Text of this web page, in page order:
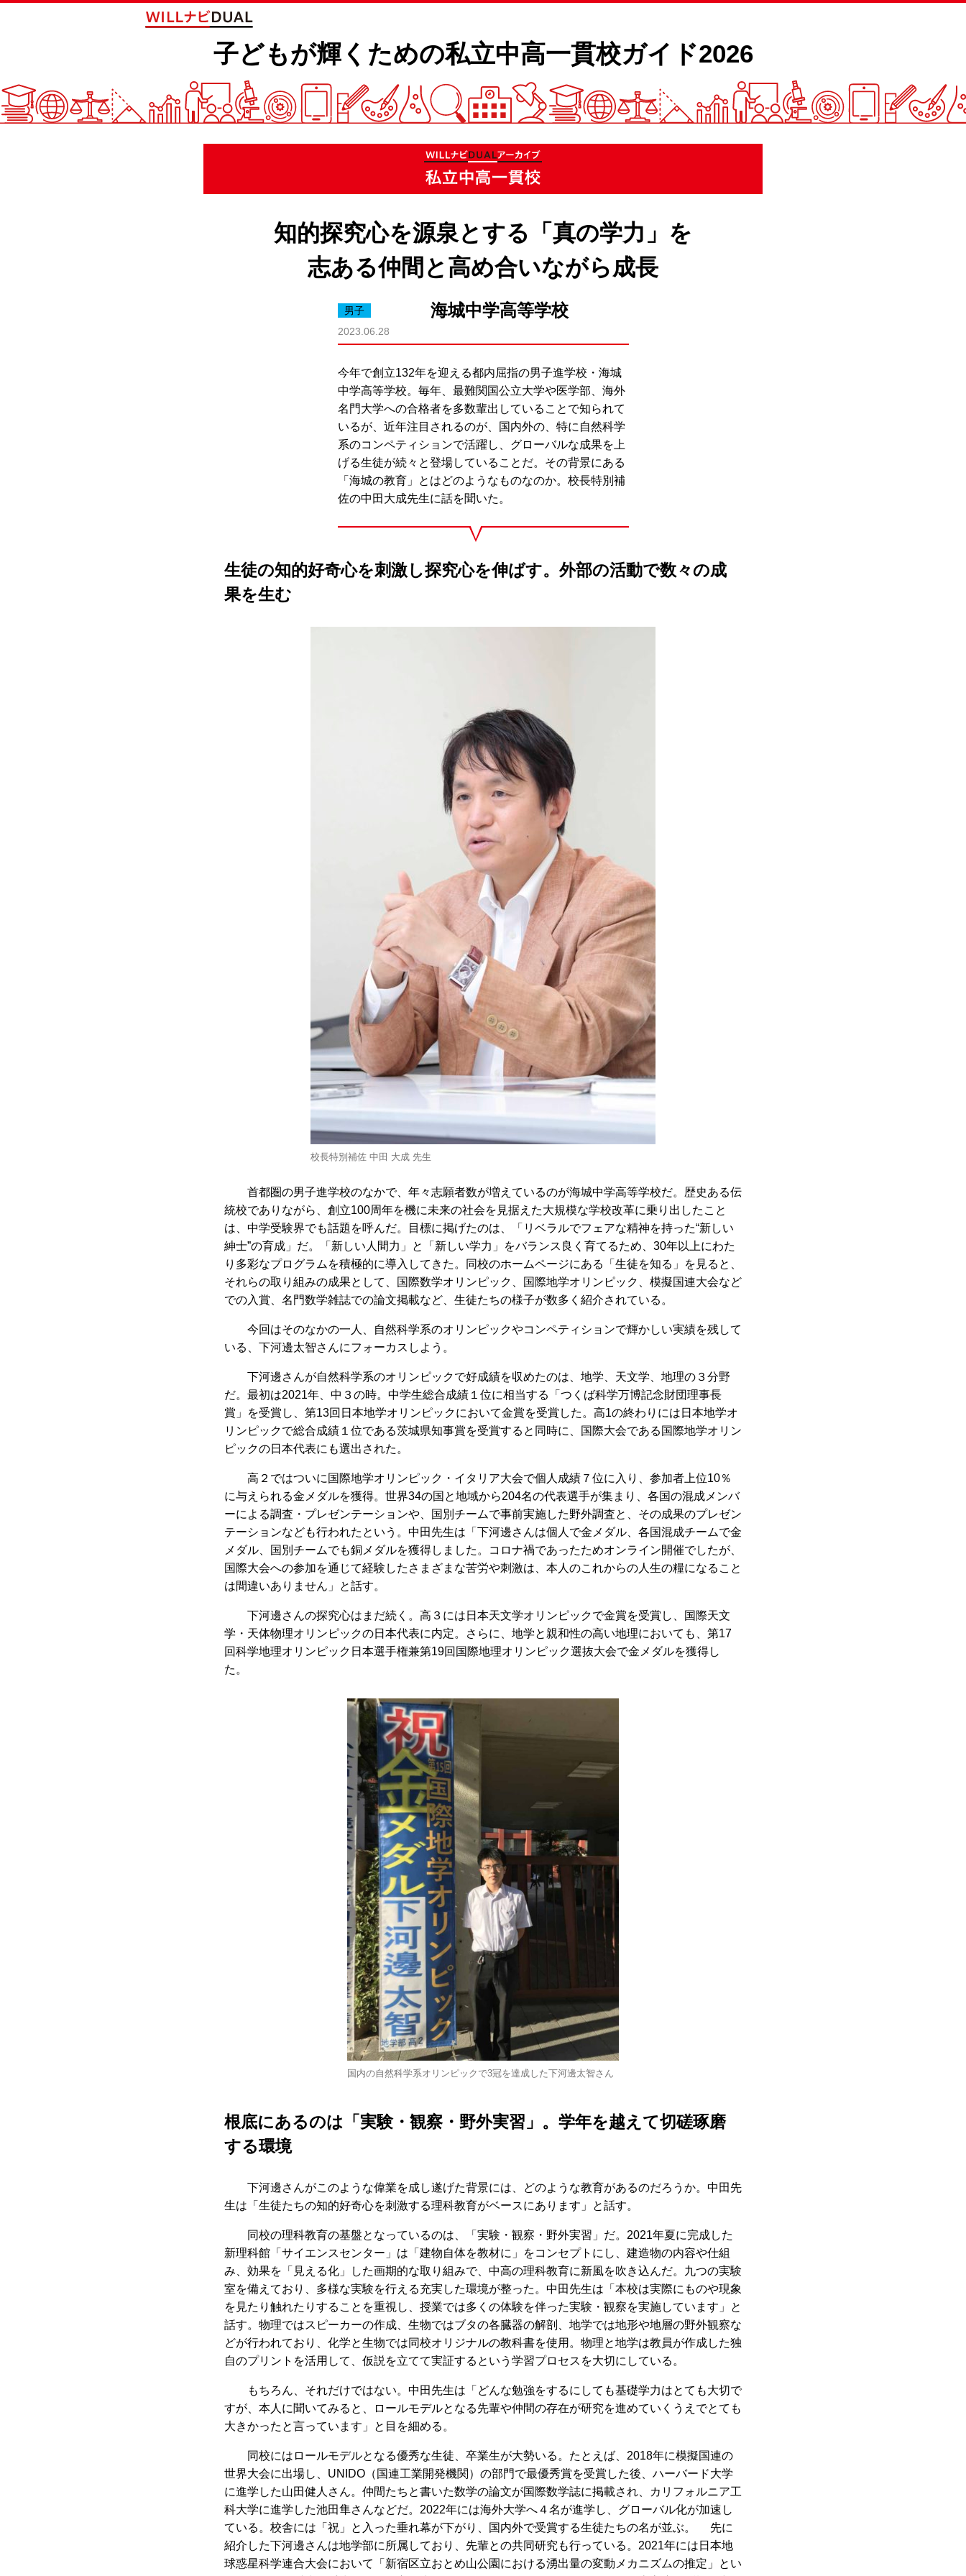
子どもが輝くための私立中高一貫校ガイド2026
知的探究心を源泉とする「真の学力」を
志ある仲間と高め合いながら成長
海城中学高等学校
2023.06.28
今年で創立132年を迎える都内屈指の男子進学校・海城
中学高等学校。毎年、最難関国公立大学や医学部、海外
名門大学への合格者を多数輩出していることで知られて
いるが、近年注目されるのが、国内外の、特に自然科学
系のコンペティションで活躍し、グローバルな成果を上
げる生徒が続々と登場していることだ。その背景にある
「海城の教育」とはどのようなものなのか。校長特別補
佐の中田大成先生に話を聞いた。
生徒の知的好奇心を刺激し探究心を伸ばす。外部の活動で数々の成
果を生む
校長特別補佐 中田 大成 先生
首都圏の男子進学校のなかで、年々志願者数が増えているのが海城中学高等学校だ。歴史ある伝
統校でありながら、創立100周年を機に未来の社会を見据えた大規模な学校改革に乗り出したこと
は、中学受験界でも話題を呼んだ。目標に掲げたのは、「リベラルでフェアな精神を持った“新しい
紳士”の育成」だ。「新しい人間力」と「新しい学力」をバランス良く育てるため、30年以上にわた
り多彩なプログラムを積極的に導入してきた。同校のホームページにある「生徒を知る」を見ると、
それらの取り組みの成果として、国際数学オリンピック、国際地学オリンピック、模擬国連大会など
での入賞、名門数学雑誌での論文掲載など、生徒たちの様子が数多く紹介されている。
今回はそのなかの一人、自然科学系のオリンピックやコンペティションで輝かしい実績を残して
いる、下河邊太智さんにフォーカスしよう。
下河邊さんが自然科学系のオリンピックで好成績を収めたのは、地学、天文学、地理の３分野
だ。最初は2021年、中３の時。中学生総合成績１位に相当する「つくば科学万博記念財団理事長
賞」を受賞し、第13回日本地学オリンピックにおいて金賞を受賞した。高1の終わりには日本地学オ
リンピックで総合成績１位である茨城県知事賞を受賞すると同時に、国際大会である国際地学オリン
ピックの日本代表にも選出された。
高２ではついに国際地学オリンピック・イタリア大会で個人成績７位に入り、参加者上位10％
に与えられる金メダルを獲得。世界34の国と地域から204名の代表選手が集まり、各国の混成メンバ
ーによる調査・プレゼンテーションや、国別チームで事前実施した野外調査と、その成果のプレゼン
テーションなども行われたという。中田先生は「下河邊さんは個人で金メダル、各国混成チームで金
メダル、国別チームでも銅メダルを獲得しました。コロナ禍であったためオンライン開催でしたが、
国際大会への参加を通じて経験したさまざまな苦労や刺激は、本人のこれからの人生の糧になること
は間違いありません」と話す。
下河邊さんの探究心はまだ続く。高３には日本天文学オリンピックで金賞を受賞し、国際天文
学・天体物理オリンピックの日本代表に内定。さらに、地学と親和性の高い地理においても、第17
回科学地理オリンピック日本選手権兼第19回国際地理オリンピック選抜大会で金メダルを獲得し
た。
国内の自然科学系オリンピックで3冠を達成した下河邊太智さん
根底にあるのは「実験・観察・野外実習」。学年を越えて切磋琢磨
する環境
下河邊さんがこのような偉業を成し遂げた背景には、どのような教育があるのだろうか。中田先
生は「生徒たちの知的好奇心を刺激する理科教育がベースにあります」と話す。
同校の理科教育の基盤となっているのは、「実験・観察・野外実習」だ。2021年夏に完成した
新理科館「サイエンスセンター」は「建物自体を教材に」をコンセプトにし、建造物の内容や仕組
み、効果を「見える化」した画期的な取り組みで、中高の理科教育に新風を吹き込んだ。九つの実験
室を備えており、多様な実験を行える充実した環境が整った。中田先生は「本校は実際にものや現象
を見たり触れたりすることを重視し、授業では多くの体験を伴った実験・観察を実施しています」と
話す。物理ではスピーカーの作成、生物ではブタの各臓器の解剖、地学では地形や地層の野外観察な
どが行われており、化学と生物では同校オリジナルの教科書を使用。物理と地学は教員が作成した独
自のプリントを活用して、仮説を立てて実証するという学習プロセスを大切にしている。
もちろん、それだけではない。中田先生は「どんな勉強をするにしても基礎学力はとても大切で
すが、本人に聞いてみると、ロールモデルとなる先輩や仲間の存在が研究を進めていくうえでとても
大きかったと言っています」と目を細める。
同校にはロールモデルとなる優秀な生徒、卒業生が大勢いる。たとえば、2018年に模擬国連の
世界大会に出場し、UNIDO（国連工業開発機関）の部門で最優秀賞を受賞した後、ハーバード大学
に進学した山田健人さん。仲間たちと書いた数学の論文が国際数学誌に掲載され、カリフォルニア工
科大学に進学した池田隼さんなどだ。2022年には海外大学へ４名が進学し、グローバル化が加速し
ている。校舎には「祝」と入った垂れ幕が下がり、国内外で受賞する生徒たちの名が並ぶ。 先に
紹介した下河邊さんは地学部に所属しており、先輩との共同研究も行っている。2021年には日本地
球惑星科学連合大会において「新宿区立おとめ山公園における湧出量の変動メカニズムの推定」とい